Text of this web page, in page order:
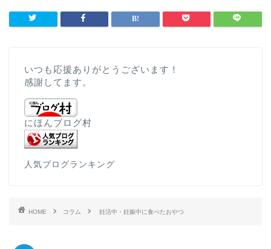
いつも応援ありがとうございます！
感謝してます。
にほんブログ村
人気ブログランキング
HOME コラム 妊活中・妊娠中に食べたおやつ